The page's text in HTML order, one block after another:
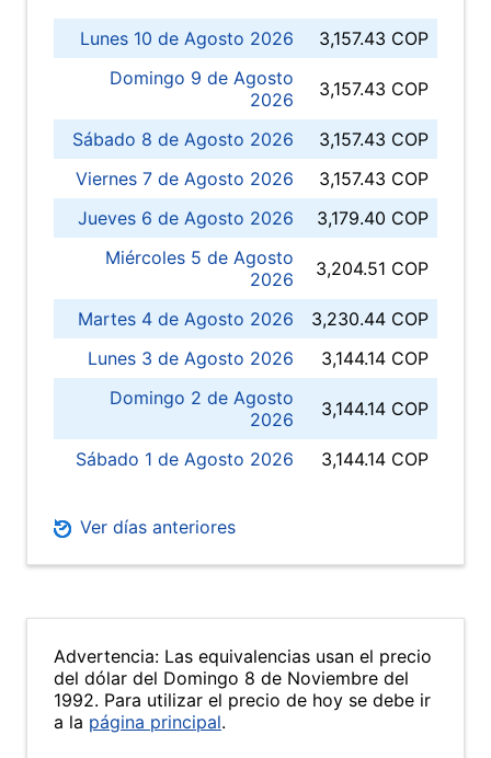
Lunes 10 de Agosto 2026
3,157.43 COP
Domingo 9 de Agosto
2026
3,157.43 COP
Sábado 8 de Agosto 2026
3,157.43 COP
Viernes 7 de Agosto 2026
3,157.43 COP
Jueves 6 de Agosto 2026
3,179.40 COP
Miércoles 5 de Agosto
2026
3,204.51 COP
Martes 4 de Agosto 2026
3,230.44 COP
Lunes 3 de Agosto 2026
3,144.14 COP
Domingo 2 de Agosto
2026
3,144.14 COP
Sábado 1 de Agosto 2026 3,144.14 COP
Ver días anteriores
Advertencia: Las equivalencias usan el precio
del dólar del Domingo 8 de Noviembre del
1992. Para utilizar el precio de hoy se debe ir
a la página principal.